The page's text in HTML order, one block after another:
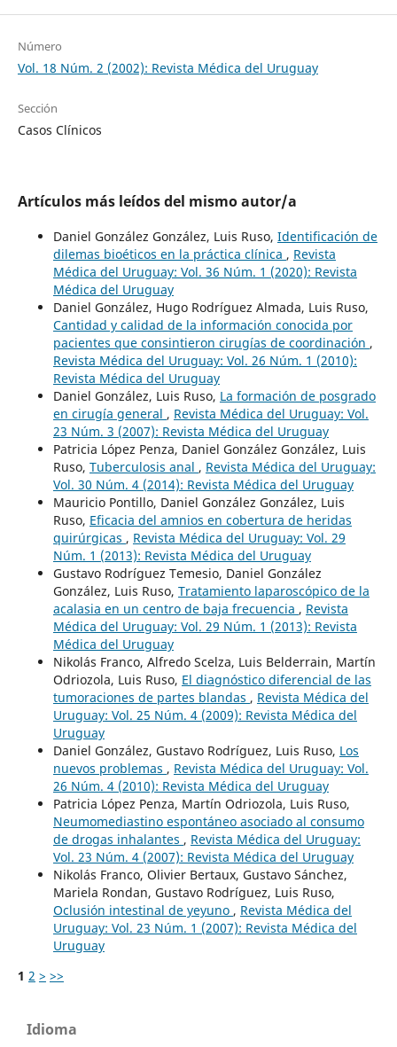
Número
Vol. 18 Núm. 2 (2002): Revista Médica del Uruguay
Sección
Casos Clínicos
Artículos más leídos del mismo autor/a
Daniel González González, Luis Ruso, Identificación de
dilemas bioéticos en la práctica clínica , Revista
Médica del Uruguay: Vol. 36 Núm. 1 (2020): Revista
Médica del Uruguay
Daniel González, Hugo Rodríguez Almada, Luis Ruso,
Cantidad y calidad de la información conocida por
pacientes que consintieron cirugías de coordinación ,
Revista Médica del Uruguay: Vol. 26 Núm. 1 (2010):
Revista Médica del Uruguay
Daniel González, Luis Ruso, La formación de posgrado
en cirugía general , Revista Médica del Uruguay: Vol.
23 Núm. 3 (2007): Revista Médica del Uruguay
Patricia López Penza, Daniel González González, Luis
Ruso, Tuberculosis anal , Revista Médica del Uruguay:
Vol. 30 Núm. 4 (2014): Revista Médica del Uruguay
Mauricio Pontillo, Daniel González González, Luis
Ruso, Eficacia del amnios en cobertura de heridas
quirúrgicas , Revista Médica del Uruguay: Vol. 29
Núm. 1 (2013): Revista Médica del Uruguay
Gustavo Rodríguez Temesio, Daniel González
González, Luis Ruso, Tratamiento laparoscópico de la
acalasia en un centro de baja frecuencia , Revista
Médica del Uruguay: Vol. 29 Núm. 1 (2013): Revista
Médica del Uruguay
Nikolás Franco, Alfredo Scelza, Luis Belderrain, Martín
Odriozola, Luis Ruso, El diagnóstico diferencial de las
tumoraciones de partes blandas , Revista Médica del
Uruguay: Vol. 25 Núm. 4 (2009): Revista Médica del
Uruguay
Daniel González, Gustavo Rodríguez, Luis Ruso, Los
nuevos problemas , Revista Médica del Uruguay: Vol.
26 Núm. 4 (2010): Revista Médica del Uruguay
Patricia López Penza, Martín Odriozola, Luis Ruso,
Neumomediastino espontáneo asociado al consumo
de drogas inhalantes , Revista Médica del Uruguay:
Vol. 23 Núm. 4 (2007): Revista Médica del Uruguay
Nikolás Franco, Olivier Bertaux, Gustavo Sánchez,
Mariela Rondan, Gustavo Rodríguez, Luis Ruso,
Oclusión intestinal de yeyuno , Revista Médica del
Uruguay: Vol. 23 Núm. 1 (2007): Revista Médica del
Uruguay
1 2 > >>
Idioma